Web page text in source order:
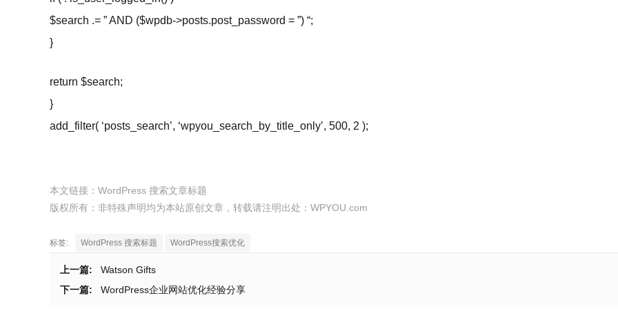
$search .= ” AND ($wpdb->posts.post_password = ”) “;
}
return $search;
}
add_filter( ‘posts_search’, ‘wpyou_search_by_title_only’, 500, 2 );
本文链接： WordPress 搜索文章标题
版权所有：非特殊声明均为本站原创文章，转载请注明出处： WPYOU.com
标签: WordPress 搜索标题 WordPress搜索优化
上一篇:
Watson Gifts
下一篇:
WordPress企业网站优化经验分享